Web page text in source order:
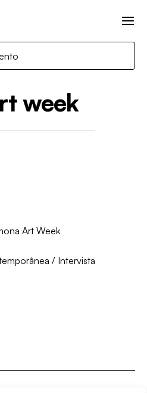
week
Art Week
/ Intervista